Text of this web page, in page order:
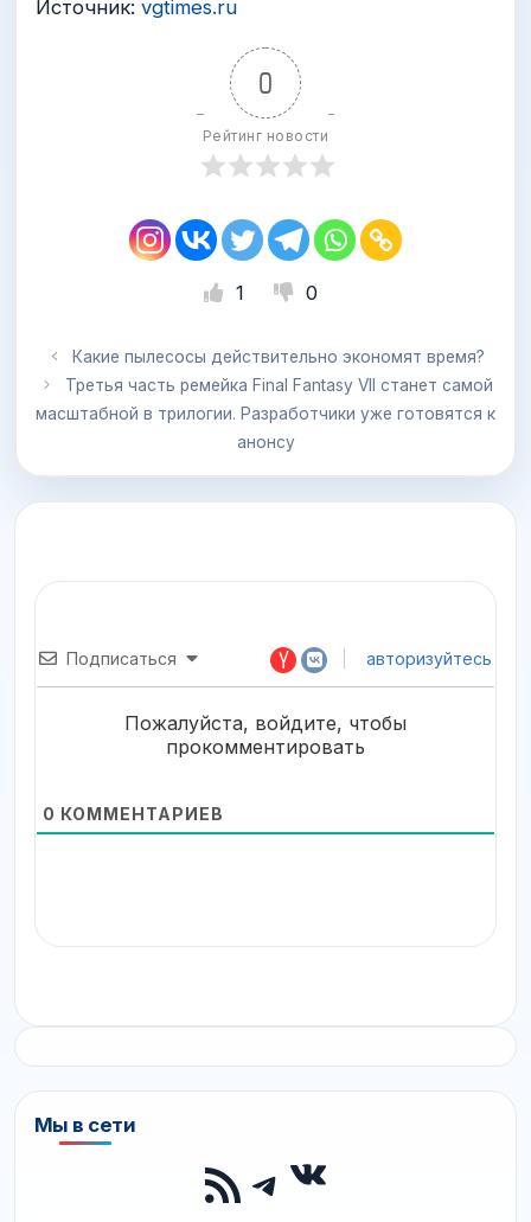
Источник: vgtimes.ru
0
Рейтинг новости
1 0
Какие пылесосы действительно экономят время?
Третья часть ремейка Final Fantasy VII станет самой
масштабной в трилогии. Разработчики уже готовятся к
анонсу
Подписаться авторизуйтесь
Пожалуйста, войдите, чтобы
прокомментировать
0 КОММЕНТАРИЕВ
Мы в сети
RSS-лента
Telegram
ВКонтакте